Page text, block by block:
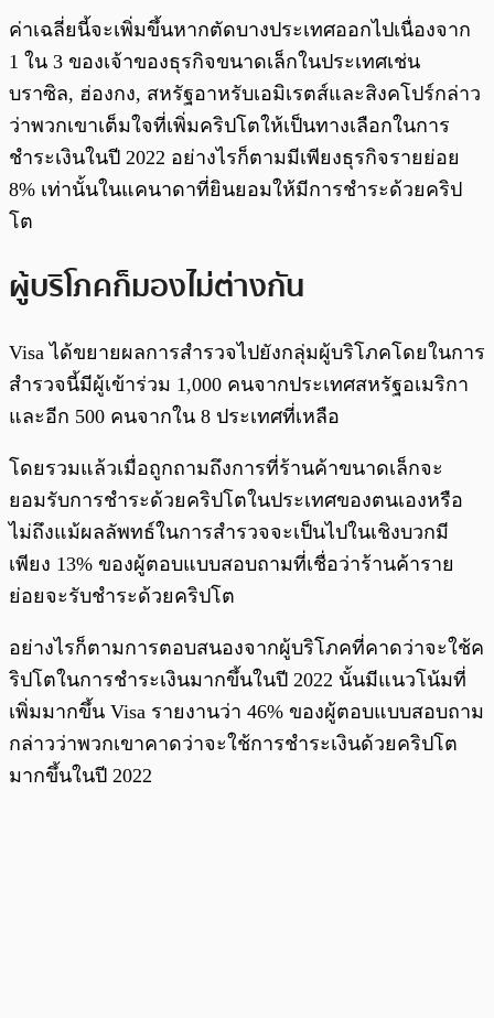
ค่าเฉลี่ยนี้จะเพิ่มขึ้นหากตัดบางประเทศออกไปเนื่องจาก
1 ใน 3 ของเจ้าของธุรกิจขนาดเล็กในประเทศเช่น
บราซิล, ฮ่องกง, สหรัฐอาหรับเอมิเรตส์และสิงคโปร์กล่าว
ว่าพวกเขาเต็มใจที่เพิ่มคริปโตให้เป็นทางเลือกในการ
ชำระเงินในปี 2022 อย่างไรก็ตามมีเพียงธุรกิจรายย่อย
8% เท่านั้นในแคนาดาที่ยินยอมให้มีการชำระด้วยคริป
โต
ผู้บริโภคก็มองไม่ต่างกัน
Visa ได้ขยายผลการสำรวจไปยังกลุ่มผู้บริโภคโดยในการ
สำรวจนี้มีผู้เข้าร่วม 1,000 คนจากประเทศสหรัฐอเมริกา
และอีก 500 คนจากใน 8 ประเทศที่เหลือ
โดยรวมแล้วเมื่อถูกถามถึงการที่ร้านค้าขนาดเล็กจะ
ยอมรับการชำระด้วยคริปโตในประเทศของตนเองหรือ
ไม่ถึงแม้ผลลัพทธ์ในการสำรวจจะเป็นไปในเชิงบวกมี
เพียง 13% ของผู้ตอบแบบสอบถามที่เชื่อว่าร้านค้าราย
ย่อยจะรับชำระด้วยคริปโต
อย่างไรก็ตามการตอบสนองจากผู้บริโภคที่คาดว่าจะใช้ค
ริปโตในการชำระเงินมากขึ้นในปี 2022 นั้นมีแนวโน้มที่
เพิ่มมากขึ้น Visa รายงานว่า 46% ของผู้ตอบแบบสอบถาม
กล่าวว่าพวกเขาคาดว่าจะใช้การชำระเงินด้วยคริปโต
มากขึ้นในปี 2022